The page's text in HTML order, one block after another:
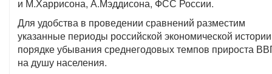
и М.Харрисона, А.Мэддисона, ФСС России.
Для удобства в проведении сравнений разместим
указанные периоды российской экономической
порядке убывания среднегодовых темпов прироста
на душу населения.